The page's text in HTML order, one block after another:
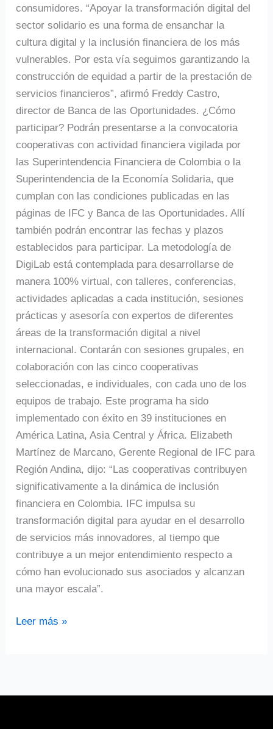
consumidores. “Apoyar la transformación digital del
sector solidario es una forma de ensanchar la
cultura digital y la inclusión financiera de los más
vulnerables. Por esta vía seguimos garantizando la
construcción de equidad a partir de la prestación de
servicios financieros”, afirmó Freddy Castro,
director de Banca de las Oportunidades. ¿Cómo
participar? Podrán presentarse a la convocatoria
cooperativas con actividad financiera vigilada por
las Superintendencia Financiera de Colombia o la
Superintendencia de la Economía Solidaria, que
cumplan con las condiciones publicadas en las
páginas de IFC y Banca de las Oportunidades. Allí
también podrán encontrar las fechas y plazos
establecidos para participar. La metodología de
DigiLab está contemplada para desarrollarse de
manera 100% virtual, con talleres, conferencias,
actividades aplicadas a cada institución, sesiones
prácticas y asesoría con expertos de diferentes
áreas de la transformación digital a nivel
internacional. Contarán con sesiones grupales, en
colaboración con las cinco cooperativas
seleccionadas, e individuales, con cada uno de los
equipos de trabajo. Este programa ha sido
implementado con éxito en 39 instituciones en
América Latina, Asia Central y África. Elizabeth
Martínez de Marcano, Gerente Regional de IFC para
Región Andina, dijo: “Las cooperativas contribuyen
significativamente a la dinámica de inclusión
financiera en Colombia. IFC impulsa su
transformación digital para ayudar en el desarrollo
de servicios más innovadores, al tiempo que
contribuye a un mejor entendimiento respecto a
cómo han evolucionado sus asociados y alcanzan
una mayor escala”.
Leer más »